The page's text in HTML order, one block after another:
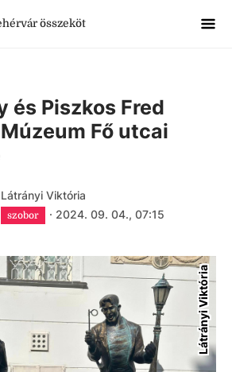
összeköt
és Piszkos Fred
Fő utcai
Látrányi Viktória
szobor · 2024. 09. 04., 07:15
Látrányi Viktória